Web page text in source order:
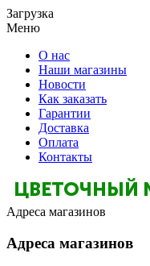
Загрузка
Меню
О нас
Наши магазины
Новости
Как заказать
Гарантии
Доставка
Оплата
Контакты
Адреса магазинов
Адреса магазинов